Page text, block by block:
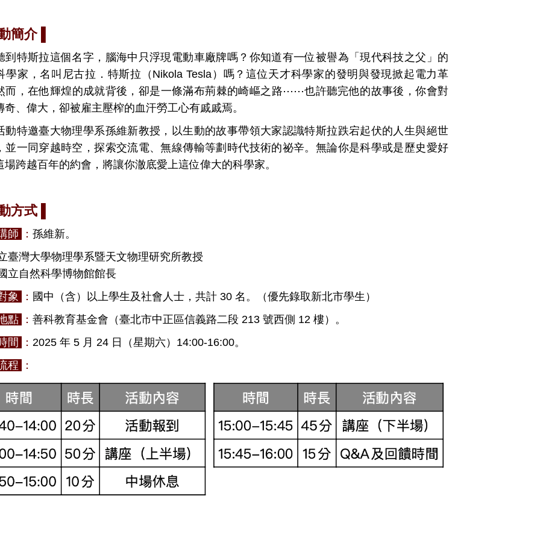
簡介 ▌
到特斯拉這個名字，腦海中只浮現電動車廠牌嗎？你知道有一位被譽為「現代科技之父」的
學家，名叫尼古拉．特斯拉（Nikola Tesla）嗎？這位天才科學家的發明與發現掀起電力革
而，在他輝煌的成就背後，卻是一條滿布荊棘的崎嶇之路⋯⋯也許聽完他的故事後，你會對
奇、偉大，卻被雇主壓榨的血汗勞工心有戚戚焉。
動特邀臺大物理學系孫維新教授，以生動的故事帶領大家認識特斯拉跌宕起伏的人生與絕世
並一同穿越時空，探索交流電、無線傳輸等劃時代技術的祕辛。無論你是科學或是歷史愛好
場跨越百年的約會，將讓你澈底愛上這位偉大的科學家。
方式 ▌
師 ： 孫維新。
臺灣大學物理學系暨天文物理研究所教授
立自然科學博物館館長
象
： 國中（含）以上學生及社會人士，共計 30 名。（優先錄取新北市學生）
點
： 善科教育基金會（臺北市中正區信義路二段 213 號西側 12 樓）。
間
： 2025 年 5 月 24 日（星期六）14:00-16:00。
程
：